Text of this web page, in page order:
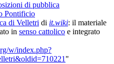
di pubblica
Pontificio
di Velletri di it.wiki: il materiale
in senso cattolico e integrato
w/index.php?
"